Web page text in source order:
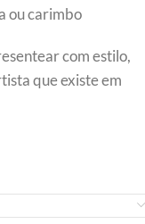
ou carimbo
com estilo,
que existe em